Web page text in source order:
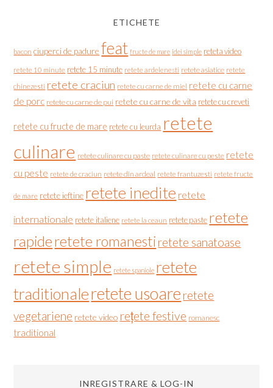
ETICHETE
bacon ciuperci de padure feat fructe de mare idei simple reteta video
retete 10 minute retete 15 minute retete ardelenesti retete asiatice retete
chinezesti retete craciun retete cu carne de miel retete cu carne
de porc retete cu carne de pui retete cu carne de vita retete cu creveti
retete cu fructe de mare retete cu leurda retete
culinare retete culinare cu paste retete culinare cu peste retete
cu peste retete de craciun retete din ardeal retete frantuzesti retete fructe
de mare retete ieftine retete inedite retete
internationale retete italiene retete la ceaun retete paste retete
rapideretete romanesti retete sanatoase
retete simple retete spaniole retete
traditionaleretete usoare retete
vegetariene retete video rețete festive romanesc
traditional
INREGISTRARE & LOG-IN